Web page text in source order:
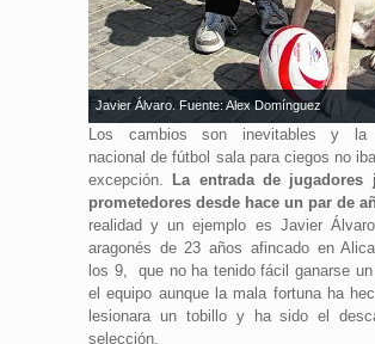
Javier Álvaro. Fuente: Alex Domínguez
Los cambios son inevitables y la
nacional de fútbol sala para ciegos no
excepción.
La entrada de jugadores
prometedores desde hace un par de
realidad y un ejemplo es Javier
aragonés de 23 años afincado en
los 9, que no ha tenido fácil ganarse
el equipo aunque la mala fortuna ha
lesionara un tobillo y ha sido el
selección.